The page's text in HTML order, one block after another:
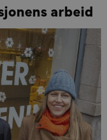
arbeid